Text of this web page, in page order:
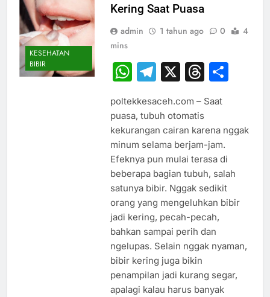
KESEHATAN
BIBIR
Kering Saat Puasa
admin 1 tahun ago 0
4
mins
WhatsApp
Telegram
X
poltekkesaceh.com – Saat
puasa, tubuh otomatis
kekurangan cairan karena nggak
minum selama berjam-jam.
Efeknya pun mulai terasa di
beberapa bagian tubuh, salah
satunya bibir. Nggak sedikit
orang yang mengeluhkan bibir
jadi kering, pecah-pecah,
bahkan sampai perih dan
ngelupas. Selain nggak nyaman,
bibir kering juga bikin
penampilan jadi kurang segar,
apalagi kalau harus banyak